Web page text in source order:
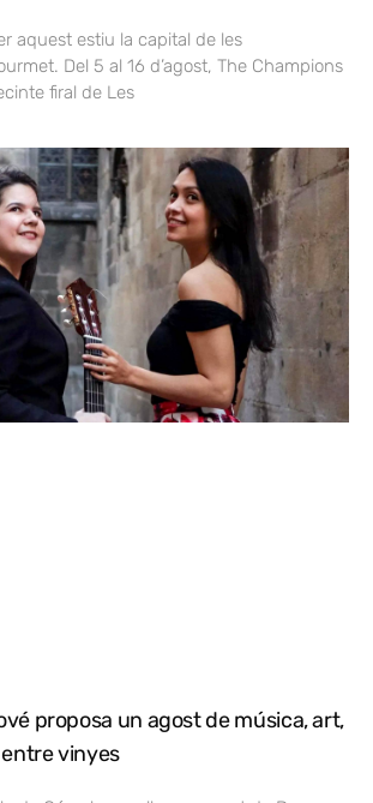
aquest estiu la capital de les
Del 5 al 16 d’agost, The Champions
firal de Les
proposa un agost de música, art,
vinyes